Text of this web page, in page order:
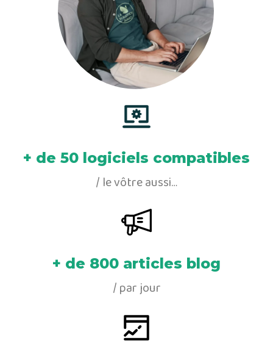
+ de 50 logiciels compatibles
/ le vôtre aussi…
+ de 800 articles blog
/ par jour